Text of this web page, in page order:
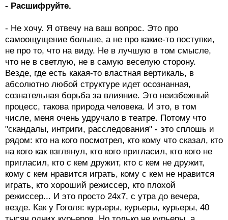
- Расшифруйте.
- Не хочу. Я отвечу на ваш вопрос. Это про
самоощущение больше, а не про какие-то поступки,
не про то, что на виду. Не в лучшую в том смысле,
что не в светлую, не в самую веселую сторону.
Везде, где есть какая-то властная вертикаль, в
абсолютно любой структуре идет осознанная,
сознательная борьба за влияние. Это неизбежный
процесс, такова природа человека. И это, в том
числе, меня очень удручало в театре. Потому что
"скандалы, интриги, расследования" - это сплошь и
рядом: кто на кого посмотрел, кто кому что сказал, кто
на кого как взглянул, кто кого пригласил, кто кого не
пригласил, кто с кем дружит, кто с кем не дружит,
кому с кем нравится играть, кому с кем не нравится
играть, кто хороший режиссер, кто плохой
режиссер... И это просто 24x7, с утра до вечера,
везде. Как у Гоголя: курьеры, курьеры, курьеры, 40